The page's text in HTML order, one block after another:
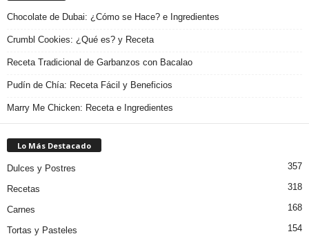
Chocolate de Dubai: ¿Cómo se Hace? e Ingredientes
Crumbl Cookies: ¿Qué es? y Receta
Receta Tradicional de Garbanzos con Bacalao
Pudín de Chía: Receta Fácil y Beneficios
Marry Me Chicken: Receta e Ingredientes
Lo Más Destacado
Dulces y Postres 357
Recetas 318
Carnes 168
Tortas y Pasteles
154